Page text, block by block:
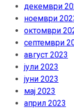
декември
ноември
октомври
септември
август 2023
јули 2023
јуни 2023
мај 2023
април 2023